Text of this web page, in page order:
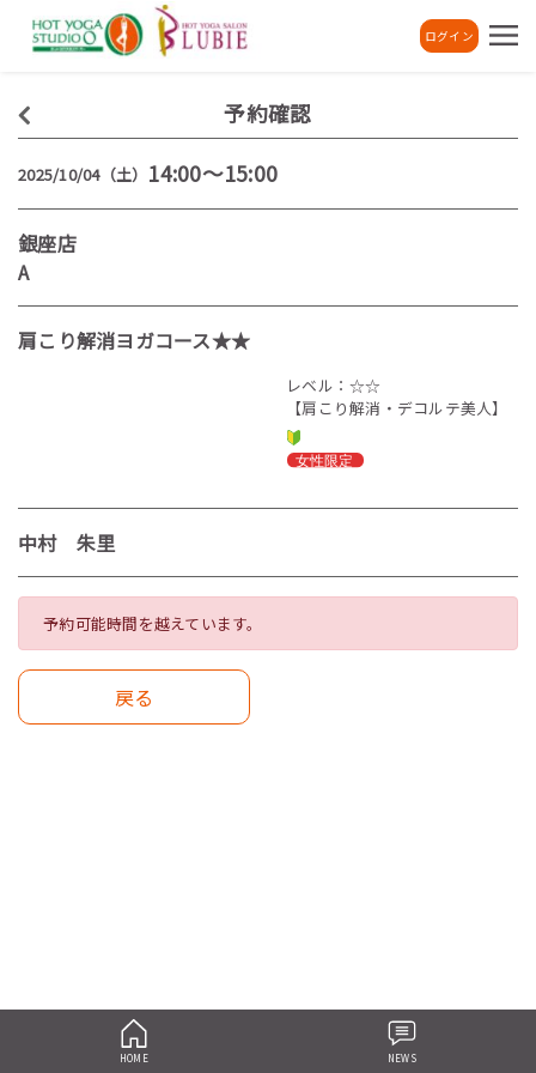
ログイン
予約確認
2025/10/04（土） 14:00～15:00
銀座店
A
肩こり解消ヨガコース★★
レベル：☆☆
【肩こり解消・デコルテ美人】
中村 朱里
予約可能時間を越えています。
戻る
HOME NEWS